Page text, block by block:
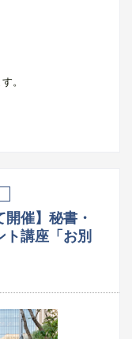
。
開催】秘書・
講座「お別